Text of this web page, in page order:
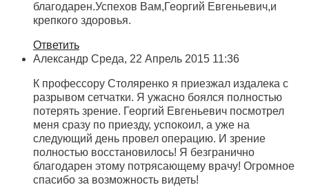
благодарен.Успехов Вам,Георгий Евгеньевич,и
крепкого здоровья.
Ответить
Александр Среда, 22 Апрель 2015 11:36
К профессору Столяренко я приезжал издалека с
разрывом сетчатки. Я ужасно боялся полностью
потерять зрение. Георгий Евгеньевич посмотрел
меня сразу по приезду, успокоил, а уже на
следующий день провел операцию. И зрение
полностью восстановилось! Я безгранично
благодарен этому потрясающему врачу! Огромное
спасибо за возможность видеть!